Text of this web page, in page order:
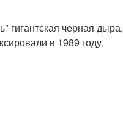
гигантская черная дыра,
в 1989 году.